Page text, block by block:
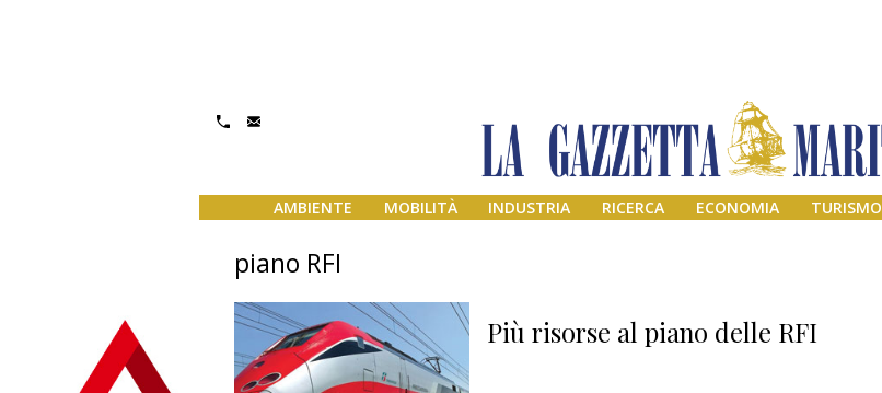
AMBIENTE MOBILITÀ INDUSTRIA RICERCA ECONOMIA TURISMO
piano RFI
Più risorse al piano delle RFI